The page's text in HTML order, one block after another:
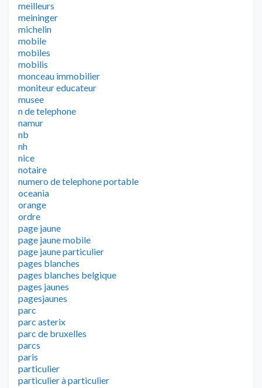
meilleurs
meininger
michelin
mobile
mobiles
mobilis
monceau immobilier
moniteur educateur
musee
n de telephone
namur
nb
nh
nice
notaire
numero de telephone portable
oceania
orange
ordre
page jaune
page jaune mobile
page jaune particulier
pages blanches
pages blanches belgique
pages jaunes
pagesjaunes
parc
parc asterix
parc de bruxelles
parcs
paris
particulier
particulier à particulier